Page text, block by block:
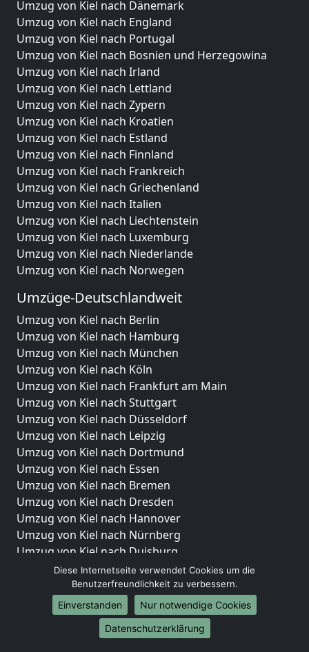
Umzug von Kiel nach Dänemark
Umzug von Kiel nach England
Umzug von Kiel nach Portugal
Umzug von Kiel nach Bosnien und Herzegowina
Umzug von Kiel nach Irland
Umzug von Kiel nach Lettland
Umzug von Kiel nach Zypern
Umzug von Kiel nach Kroatien
Umzug von Kiel nach Estland
Umzug von Kiel nach Finnland
Umzug von Kiel nach Frankreich
Umzug von Kiel nach Griechenland
Umzug von Kiel nach Italien
Umzug von Kiel nach Liechtenstein
Umzug von Kiel nach Luxemburg
Umzug von Kiel nach Niederlande
Umzug von Kiel nach Norwegen
Umzüge-Deutschlandweit
Umzug von Kiel nach Berlin
Umzug von Kiel nach Hamburg
Umzug von Kiel nach München
Umzug von Kiel nach Köln
Umzug von Kiel nach Frankfurt am Main
Umzug von Kiel nach Stuttgart
Umzug von Kiel nach Düsseldorf
Umzug von Kiel nach Leipzig
Umzug von Kiel nach Dortmund
Umzug von Kiel nach Essen
Umzug von Kiel nach Bremen
Umzug von Kiel nach Dresden
Umzug von Kiel nach Hannover
Umzug von Kiel nach Nürnberg
Umzug von Kiel nach Duisburg
Umzug von Kiel nach Bochum
Umzug von Kiel nach Wuppertal
Umzug von Kiel nach Bielefeld
Umzug von Kiel nach Bonn
Umzug von Kiel nach Münster
Diese Internetseite verwendet Cookies um die
Benutzerfreundlichkeit zu verbessern.
Einverstanden
Nur notwendige Cookies
Datenschutzerklärung